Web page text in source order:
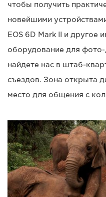
чтобы получить
новейшими
EOS 6D Mark II и другое
оборудование для
найдете нас в штаб-
съездов. Зона открыта
место для общения с